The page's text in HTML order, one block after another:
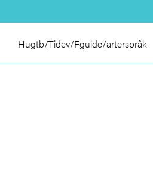
Hugtb/Tidev/Fguide/arterspråk